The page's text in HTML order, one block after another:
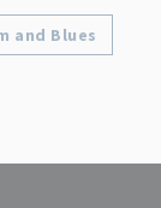
and Blues